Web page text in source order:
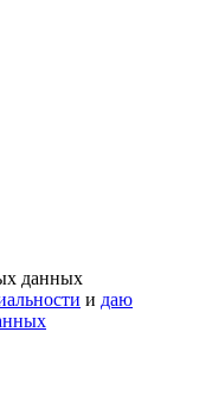
данных
и даю